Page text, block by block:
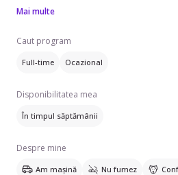
experiență de 10 ani în domeniu.
(0-7 kg), câini de talie mare (18 kg+)
le ofer includ îngrijirea la domiciliul
Vorbesesc limba engleză/ romana.
Mai multe
Caut program
Full-time Ocazional
Disponibilitatea mea
În timpul săptămânii
Despre mine
Am mașină Nu fumez